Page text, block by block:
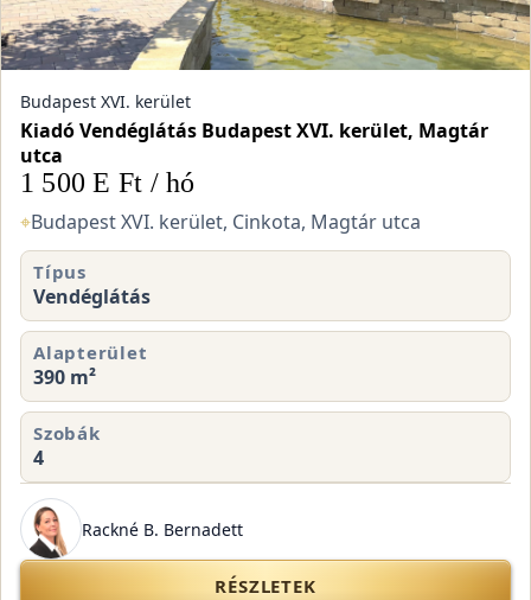
Budapest XVI. kerület
Kiadó Vendéglátás Budapest XVI. kerület, Magtár
utca
1 500 E Ft / hó
⌖Budapest XVI. kerület, Cinkota, Magtár utca
Típus
Vendéglátás
Alapterület
390 m²
Szobák
4
Rackné B. Bernadett
RÉSZLETEK